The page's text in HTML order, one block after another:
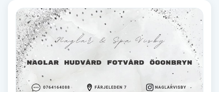
Färgning
Föning
Gel naglar